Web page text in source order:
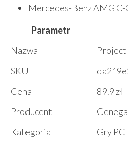
Mercedes-Benz AMG
Parametr
Nazwa
Project
SKU
Cena
89.9 zł
Producent
Cenega
Kategoria
Gry PC